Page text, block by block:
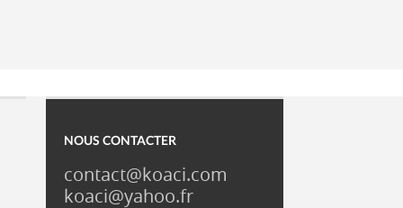
NOUS CONTACTER
contact@koaci.com
koaci@yahoo.fr